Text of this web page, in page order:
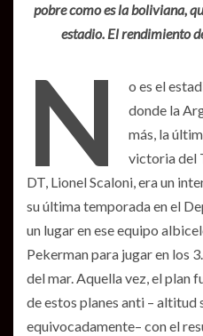
pobre como es la boliviana,
estadio. El rendimiento
N
o es el
donde la
más, la
victoria del
DT, Lionel Scaloni, era un
su última temporada en el
un lugar en ese equipo
Pekerman para jugar en los
del mar. Aquella vez, el plan
de estos planes anti – altitud
equivocadamente– con el